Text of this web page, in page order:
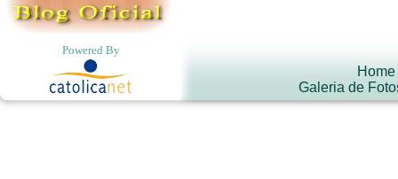
Powered By
Home
Galeria de